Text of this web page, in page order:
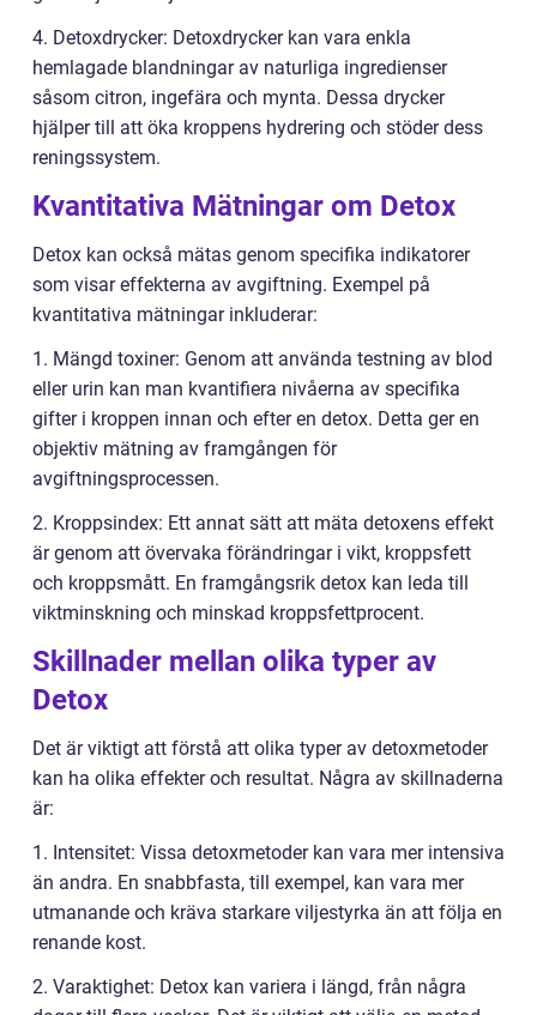
4. Detoxdrycker: Detoxdrycker kan vara enkla
hemlagade blandningar av naturliga ingredienser
såsom citron, ingefära och mynta. Dessa drycker
hjälper till att öka kroppens hydrering och stöder dess
reningssystem.
Kvantitativa Mätningar om Detox
Detox kan också mätas genom specifika indikatorer
som visar effekterna av avgiftning. Exempel på
kvantitativa mätningar inkluderar:
1. Mängd toxiner: Genom att använda testning av blod
eller urin kan man kvantifiera nivåerna av specifika
gifter i kroppen innan och efter en detox. Detta ger en
objektiv mätning av framgången för
avgiftningsprocessen.
2. Kroppsindex: Ett annat sätt att mäta detoxens effekt
är genom att övervaka förändringar i vikt, kroppsfett
och kroppsmått. En framgångsrik detox kan leda till
viktminskning och minskad kroppsfettprocent.
Skillnader mellan olika typer av
Detox
Det är viktigt att förstå att olika typer av detoxmetoder
kan ha olika effekter och resultat. Några av skillnaderna
är:
1. Intensitet: Vissa detoxmetoder kan vara mer intensiva
än andra. En snabbfasta, till exempel, kan vara mer
utmanande och kräva starkare viljestyrka än att följa en
renande kost.
2. Varaktighet: Detox kan variera i längd, från några